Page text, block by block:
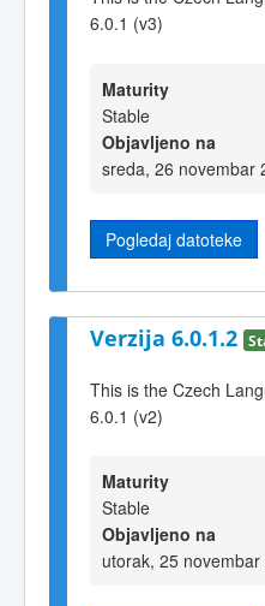
6.0.1 (v3)
Maturity
Stable
Objavljeno na
sreda, 26 novembar
Pogledaj datoteke
Verzija 6.0.1.2
This is the Czech
6.0.1 (v2)
Maturity
Stable
Objavljeno na
utorak, 25